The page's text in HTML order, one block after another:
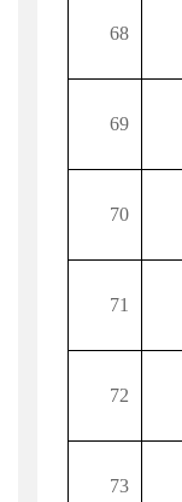
68
69
70
71
72
73